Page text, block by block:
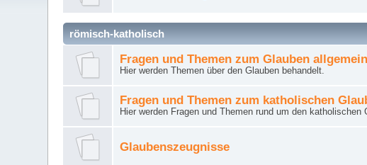
römisch-katholisch
Fragen und Themen zum Glauben allgemein
Hier werden Themen über den Glauben behandelt.
Fragen und Themen zum katholischen
Hier werden Fragen und Themen rund um den katholischen
Glaubenszeugnisse